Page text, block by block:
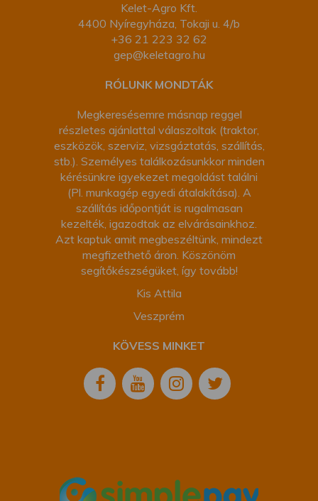
Kelet-Agro Kft.
4400 Nyíregyháza, Tokaji u. 4/b
+36 21 223 32 62
gep@keletagro.hu
RÓLUNK MONDTÁK
Megkeresésemre másnap reggel
részletes ajánlattal válaszoltak (traktor,
eszközök, szerviz, vizsgáztatás, szállítás,
stb.). Személyes találkozásunkkor minden
kérésünkre igyekezet megoldást találni
(Pl. munkagép egyedi átalakítása). A
szállítás időpontját is rugalmasan
kezelték, igazodtak az elvárásainkhoz.
Azt kaptuk amit megbeszéltünk, mindezt
megfizethető áron. Köszönöm
segítőkészségüket, így tovább!
Kis Attila
Veszprém
KÖVESS MINKET